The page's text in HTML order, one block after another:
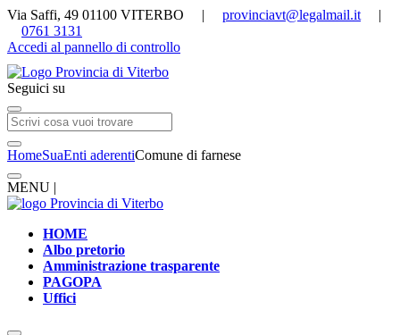
Via Saffi, 49 01100 VITERBO | provinciavt@legalmail.it |
0761 3131
Accedi al pannello di controllo
Seguici su
HomeSuaEnti aderentiComune di farnese
MENU |
HOME
Albo pretorio
Amministrazione trasparente
PAGOPA
Uffici